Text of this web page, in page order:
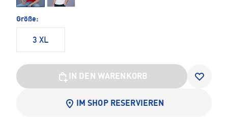
Größe:
3 XL
IN DEN WARENKORB
IM SHOP RESERVIEREN